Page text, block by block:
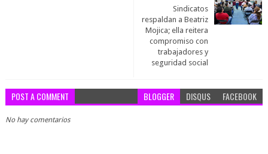
Sindicatos
respaldan a Beatriz
Mojica; ella reitera
compromiso con
trabajadores y
seguridad social
POST A COMMENT BLOGGER DISQUS FACEBOOK
No hay comentarios